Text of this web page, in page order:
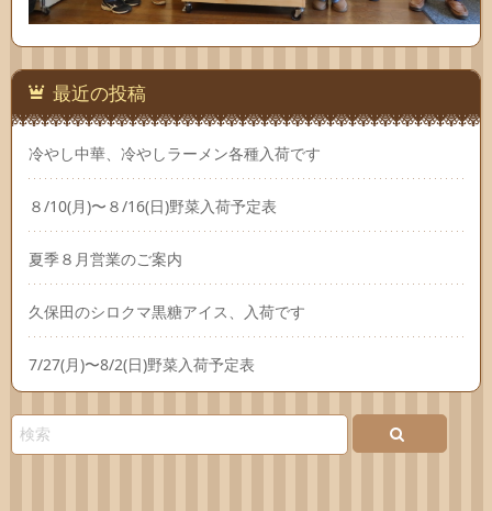
最近の投稿
冷やし中華、冷やしラーメン各種入荷です
８/10(月)〜８/16(日)野菜入荷予定表
夏季８月営業のご案内
久保田のシロクマ黒糖アイス、入荷です
7/27(月)〜8/2(日)野菜入荷予定表